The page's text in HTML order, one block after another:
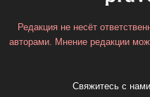
Редакция не несёт
авторами. Мнение редакции
Свяжитесь с